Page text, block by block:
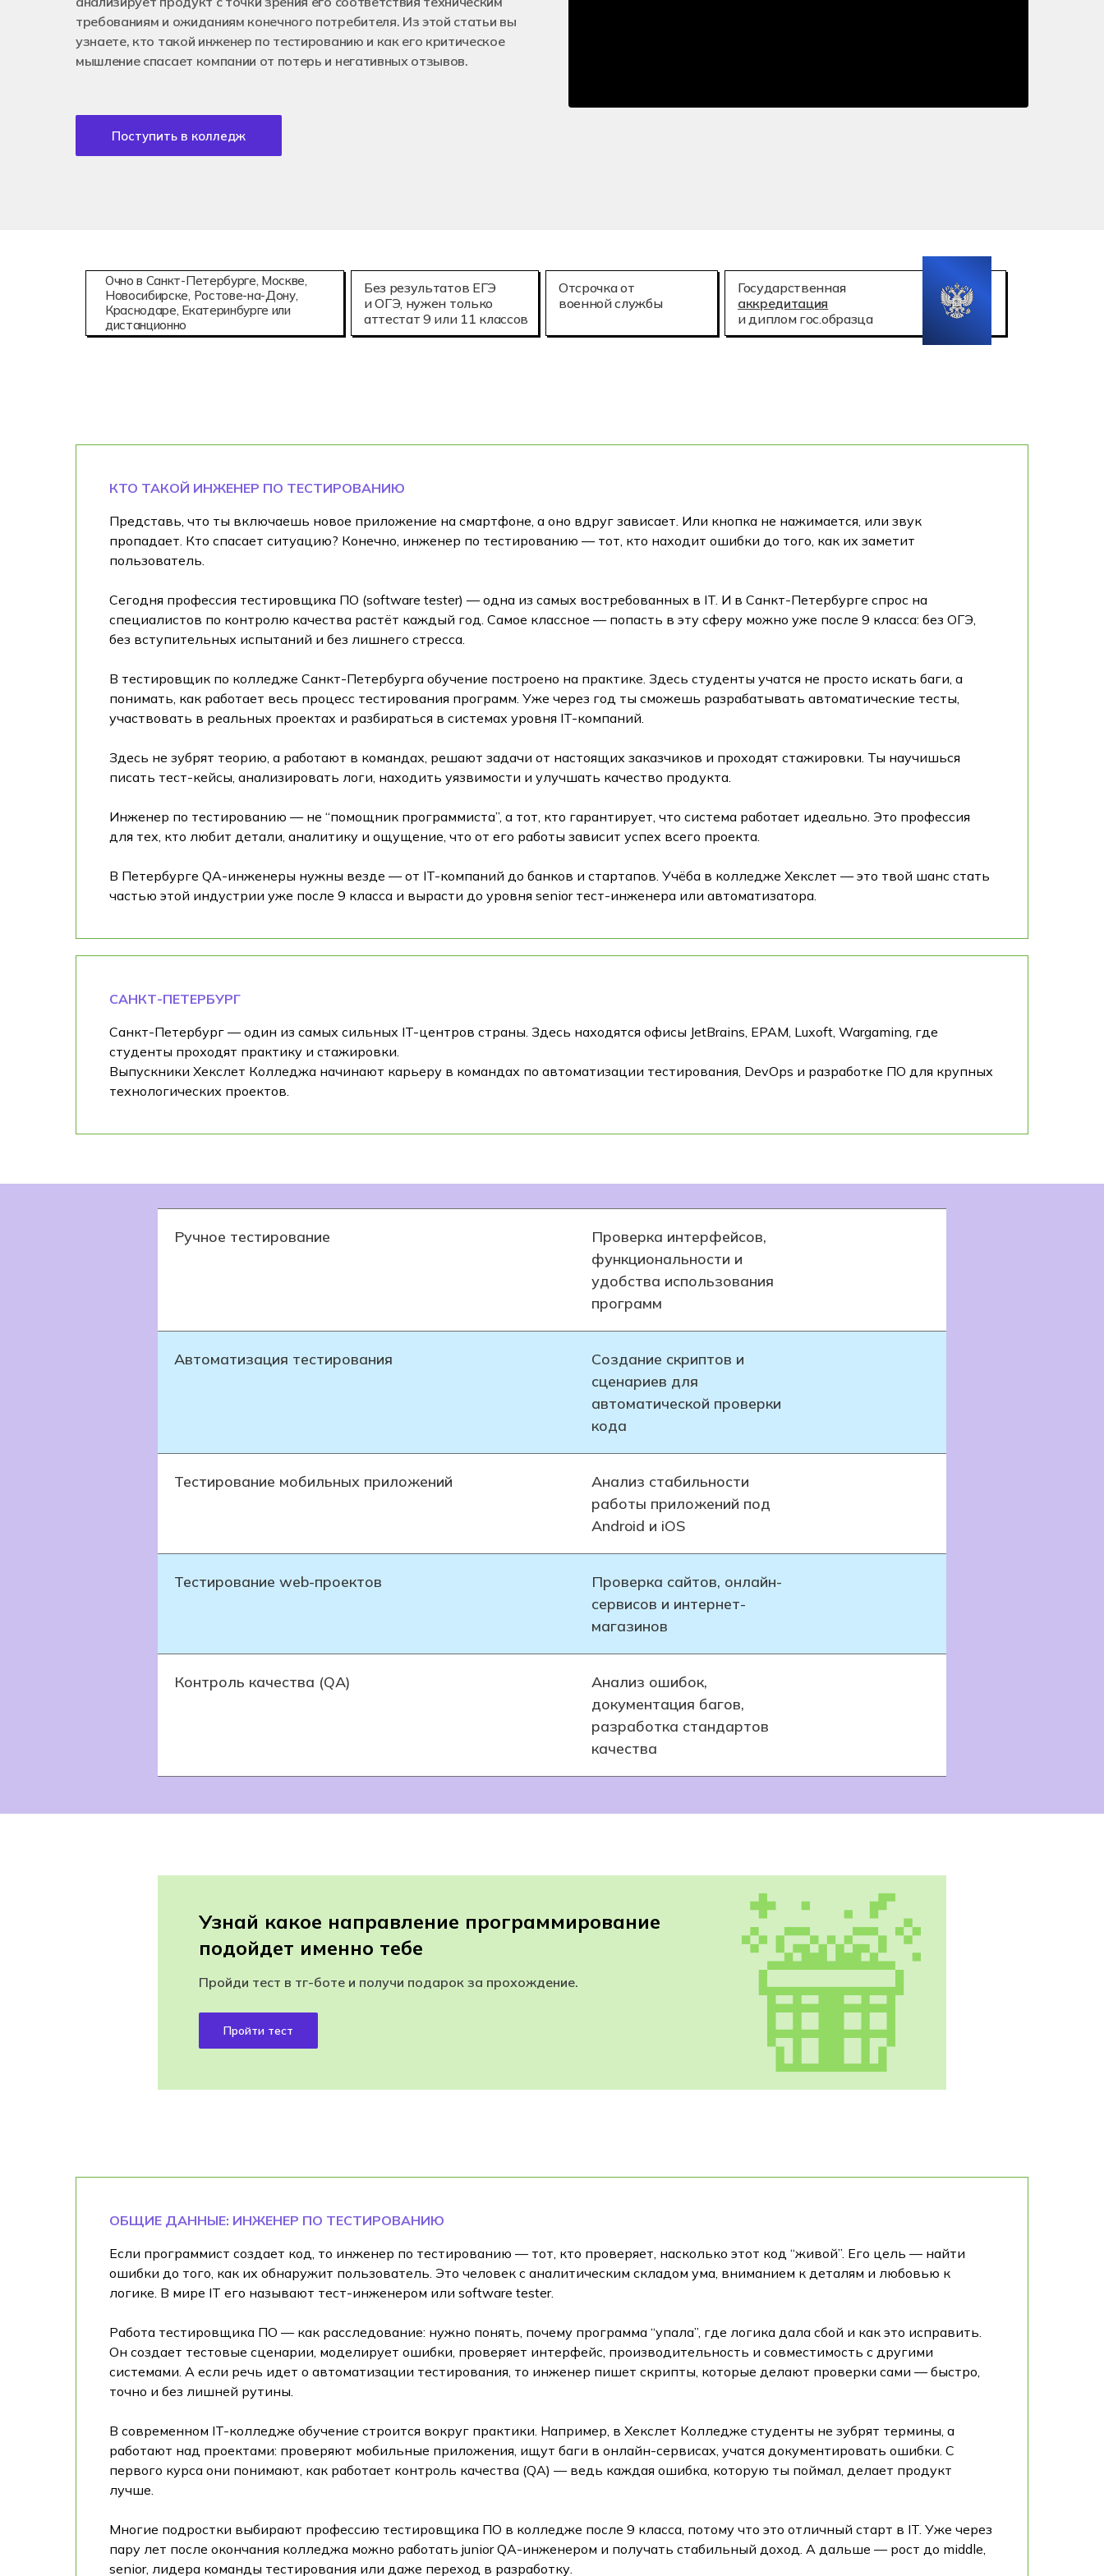
08.02.15
Информационное моделирование в строительстве
требованиям и ожиданиям конечного потребителя. Из этой статьи вы
узнаете, кто такой инженер по тестированию и как его критическое
мышление спасает компании от потерь и негативных отзывов.
Поступить в колледж
Государственная
аккредитация
и диплом гос.образца
Отсрочка от
военной службы
Без результатов ЕГЭ
и ОГЭ, нужен только
аттестат 9 или 11 классов
Очно в Санкт-Петербурге, Москве,
Новосибирске, Ростове-на-Дону,
Краснодаре, Екатеринбурге или
дистанционно
КТО ТАКОЙ ИНЖЕНЕР ПО ТЕСТИРОВАНИЮ
Представь, что ты включаешь новое приложение на смартфоне, а оно вдруг зависает. Или кнопка не нажимается, или звук
пропадает. Кто спасает ситуацию? Конечно, инженер по тестированию — тот, кто находит ошибки до того, как их заметит
пользователь.
Сегодня профессия тестировщика ПО (software tester) — одна из самых востребованных в IT. И в Санкт-Петербурге спрос на
специалистов по контролю качества растёт каждый год. Самое классное — попасть в эту сферу можно уже после 9 класса: без ОГЭ,
без вступительных испытаний и без лишнего стресса.
В тестировщик по колледже Санкт-Петербурга обучение построено на практике. Здесь студенты учатся не просто искать баги, а
понимать, как работает весь процесс тестирования программ. Уже через год ты сможешь разрабатывать автоматические тесты,
участвовать в реальных проектах и разбираться в системах уровня IT-компаний.
Здесь не зубрят теорию, а работают в командах, решают задачи от настоящих заказчиков и проходят стажировки. Ты научишься
писать тест-кейсы, анализировать логи, находить уязвимости и улучшать качество продукта.
Инженер по тестированию — не “помощник программиста”, а тот, кто гарантирует, что система работает идеально. Это профессия
для тех, кто любит детали, аналитику и ощущение, что от его работы зависит успех всего проекта.
В Петербурге QA-инженеры нужны везде — от IT-компаний до банков и стартапов. Учёба в колледже Хекслет — это твой шанс стать
частью этой индустрии уже после 9 класса и вырасти до уровня senior тест-инженера или автоматизатора.
САНКТ-ПЕТЕРБУРГ
Санкт-Петербург — один из самых сильных IT-центров страны. Здесь находятся офисы JetBrains, EPAM, Luxoft, Wargaming, где
студенты проходят практику и стажировки.
Выпускники Хекслет Колледжа начинают карьеру в командах по автоматизации тестирования, DevOps и разработке ПО для крупных
технологических проектов.
Ручное тестирование
Проверка интерфейсов,
функциональности и
удобства использования
программ
Автоматизация тестирования
Создание скриптов и
сценариев для
автоматической проверки
кода
Тестирование мобильных приложений
Анализ стабильности
работы приложений под
Android и iOS
Тестирование web-проектов
Проверка сайтов, онлайн-
сервисов и интернет-
магазинов
Контроль качества (QA)
Анализ ошибок,
документация багов,
разработка стандартов
качества
Узнай какое направление программирование
подойдет именно тебе
Пройди тест в тг-боте и получи подарок за прохождение.
Пройти тест
ОБЩИЕ ДАННЫЕ: ИНЖЕНЕР ПО ТЕСТИРОВАНИЮ
Если программист создает код, то инженер по тестированию — тот, кто проверяет, насколько этот код “живой”. Его цель — найти
ошибки до того, как их обнаружит пользователь. Это человек с аналитическим складом ума, вниманием к деталям и любовью к
логике. В мире IT его называют тест-инженером или software tester.
Работа тестировщика ПО — как расследование: нужно понять, почему программа “упала”, где логика дала сбой и как это исправить.
Он создает тестовые сценарии, моделирует ошибки, проверяет интерфейс, производительность и совместимость с другими
системами. А если речь идет о автоматизации тестирования, то инженер пишет скрипты, которые делают проверки сами — быстро,
точно и без лишней рутины.
В современном IT-колледже обучение строится вокруг практики. Например, в Хекслет Колледже студенты не зубрят термины, а
работают над проектами: проверяют мобильные приложения, ищут баги в онлайн-сервисах, учатся документировать ошибки. С
первого курса они понимают, как работает контроль качества (QA) — ведь каждая ошибка, которую ты поймал, делает продукт
лучше.
Многие подростки выбирают профессию тестировщика ПО в колледже после 9 класса, потому что это отличный старт в IT. Уже через
пару лет после окончания колледжа можно работать junior QA-инженером и получать стабильный доход. А дальше — рост до middle,
senior, лидера команды тестирования или даже переход в разработку.